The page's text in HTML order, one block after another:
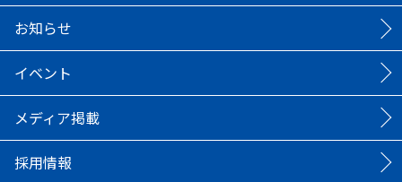
お知らせ
イベント
メディア掲載
採用情報